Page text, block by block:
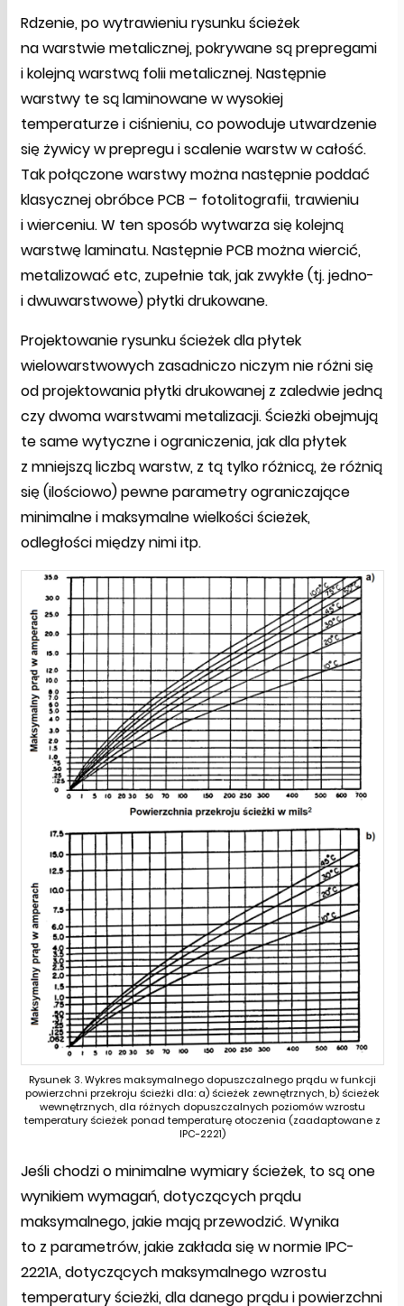
Rdzenie, po wytrawieniu rysunku ścieżek
na warstwie metalicznej, pokrywane są prepregami
i kolejną warstwą folii metalicznej. Następnie
warstwy te są laminowane w wysokiej
temperaturze i ciśnieniu, co powoduje utwardzenie
się żywicy w prepregu i scalenie warstw w całość.
Tak połączone warstwy można następnie poddać
klasycznej obróbce PCB – fotolitografii, trawieniu
i wierceniu. W ten sposób wytwarza się kolejną
warstwę laminatu. Następnie PCB można wiercić,
metalizować etc, zupełnie tak, jak zwykłe (tj. jedno-
i dwuwarstwowe) płytki drukowane.
Projektowanie rysunku ścieżek dla płytek
wielowarstwowych zasadniczo niczym nie różni się
od projektowania płytki drukowanej z zaledwie jedną
czy dwoma warstwami metalizacji. Ścieżki obejmują
te same wytyczne i ograniczenia, jak dla płytek
z mniejszą liczbą warstw, z tą tylko różnicą, że różnią
się (ilościowo) pewne parametry ograniczające
minimalne i maksymalne wielkości ścieżek,
odległości między nimi itp.
Rysunek 3. Wykres maksymalnego dopuszczalnego prądu w funkcji
powierzchni przekroju ścieżki dla: a) ścieżek zewnętrznych, b) ścieżek
wewnętrznych, dla różnych dopuszczalnych poziomów wzrostu
temperatury ścieżek ponad temperaturę otoczenia (zaadaptowane z
IPC-2221)
Jeśli chodzi o minimalne wymiary ścieżek, to są one
wynikiem wymagań, dotyczących prądu
maksymalnego, jakie mają przewodzić. Wynika
to z parametrów, jakie zakłada się w normie IPC-
2221A, dotyczących maksymalnego wzrostu
temperatury ścieżki, dla danego prądu i powierzchni